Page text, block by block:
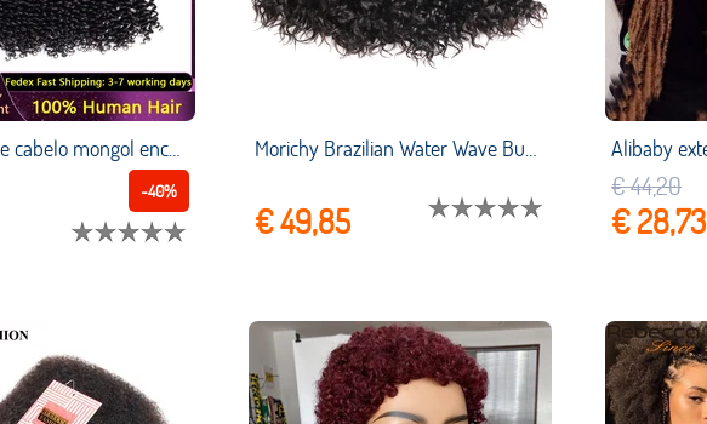
Hoje somente cabelo mongol encaracolado com 3 pacotes de extensões, cabelo humano encaracolado, em massa
-40%
Morichy Brazilian Water Wave Bundles 50g/pcs Short cut Weft Double Drawn Remy Hair extensions
€ 49,85
€ 44,20
€ 28,73